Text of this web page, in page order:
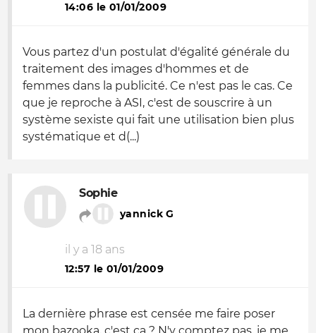
14:06 le 01/01/2009
Vous partez d'un postulat d'égalité générale du
traitement des images d'hommes et de
femmes dans la publicité. Ce n'est pas le cas. Ce
que je reproche à ASI, c'est de souscrire à un
système sexiste qui fait une utilisation bien plus
systématique et d(...)
Sophie
yannick G
il y a 18 ans
12:57 le 01/01/2009
La dernière phrase est censée me faire poser